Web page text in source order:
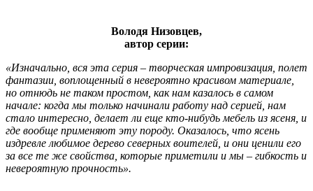
Володя Низовцев,
автор серии:
«Изначально, вся эта серия – творческая импровизация, полет
фантазии, воплощенный в невероятно красивом материале,
но отнюдь не таком простом, как нам казалось в самом
начале: когда мы только начинали работу над серией, нам
стало интересно, делает ли еще кто-нибудь мебель из ясеня, и
где вообще применяют эту породу. Оказалось, что ясень
издревле любимое дерево северных воителей, и они ценили его
за все те же свойства, которые приметили и мы – гибкость и
невероятную прочность».